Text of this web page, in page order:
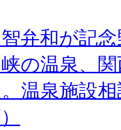
弁和が記
の温泉、
温泉施設